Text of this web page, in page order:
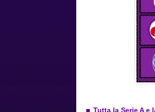
Tutta la Serie A e